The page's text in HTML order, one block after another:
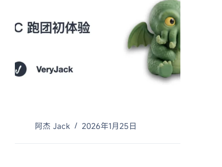
阿杰 Jack 2026年1月25日